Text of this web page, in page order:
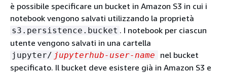
è possibile specificare un bucket in Amazon S3 in cui i
notebook vengono salvati utilizzando la proprietà
s3.persistence.bucket . I notebook per ciascun
utente vengono salvati in una cartella
jupyter/ jupyterhub-user-name
nel bucket
specificato. Il bucket deve esistere già in Amazon S3 e